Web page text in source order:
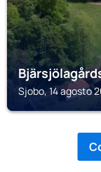
Sjobo, 14 agosto